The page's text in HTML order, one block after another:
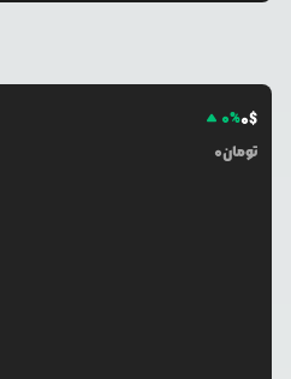
0%0$
0تومان